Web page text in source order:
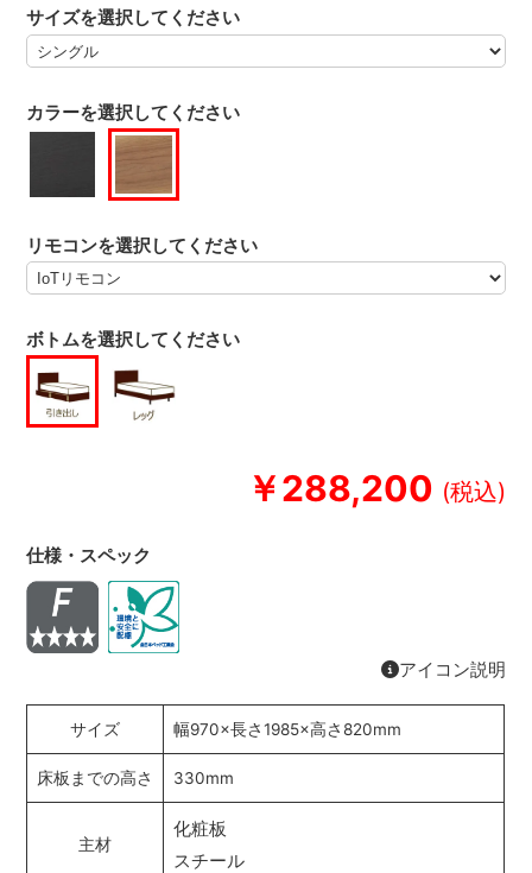
￥288,200
カラーを選択してください
サイズを選択してください
リモコンを選択してください
ボトムを選択してください
仕様・スペック
アイコン説明
サイズ 幅970×長さ1985×高さ820mm
床板までの高さ 330mm
主材
化粧板
スチール